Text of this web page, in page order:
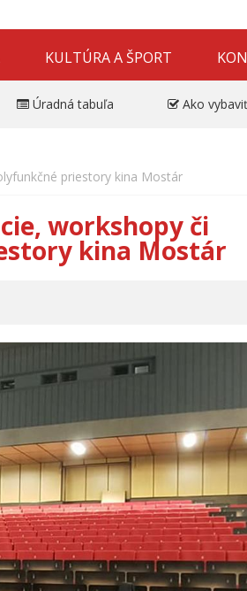
KULTÚRA A ŠPORT
Úradná tabuľa Ako vybaviť
priestory kina Mostár
workshopy či
kina Mostár